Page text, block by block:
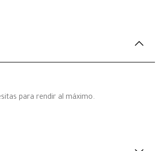
para rendir al máximo.